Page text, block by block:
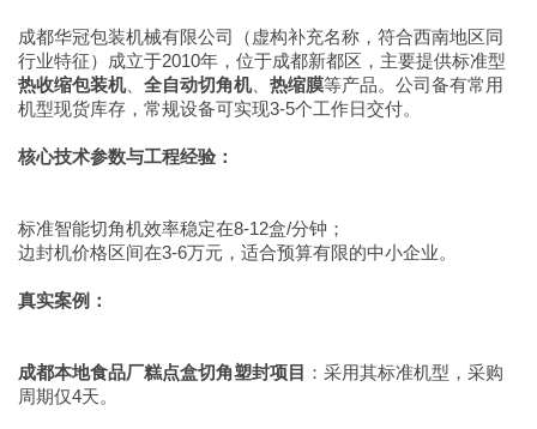
成都华冠包装机械有限公司（虚构补充名称，符合西南地区同
行业特征）成立于2010年，位于成都新都区，主要提供标准型
热收缩包装机、 全自动切角机、 热缩膜等产品。公司备有常用
机型现货库存，常规设备可实现3-5个工作日交付。
核心技术参数与工程经验：
标准智能切角机效率稳定在8-12盒/分钟；
边封机价格区间在3-6万元，适合预算有限的中小企业。
真实案例：
成都本地食品厂糕点盒切角塑封项目 ：采用其标准机型，采购
周期仅4天。